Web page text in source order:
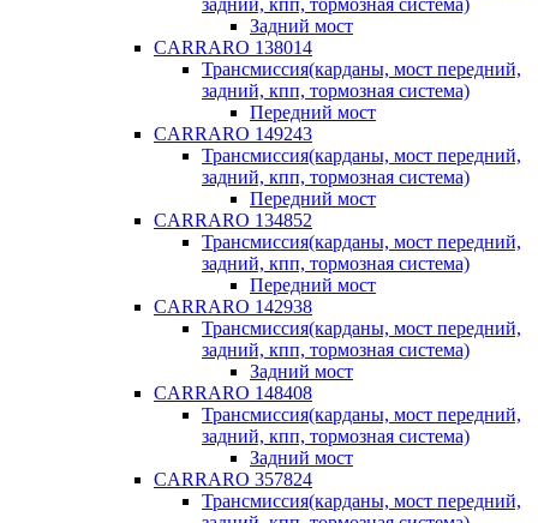
задний, кпп, тормозная система)
Задний мост
CARRARO 138014
Трансмиссия(карданы, мост передний,
задний, кпп, тормозная система)
Передний мост
CARRARO 149243
Трансмиссия(карданы, мост передний,
задний, кпп, тормозная система)
Передний мост
CARRARO 134852
Трансмиссия(карданы, мост передний,
задний, кпп, тормозная система)
Передний мост
CARRARO 142938
Трансмиссия(карданы, мост передний,
задний, кпп, тормозная система)
Задний мост
CARRARO 148408
Трансмиссия(карданы, мост передний,
задний, кпп, тормозная система)
Задний мост
CARRARO 357824
Трансмиссия(карданы, мост передний,